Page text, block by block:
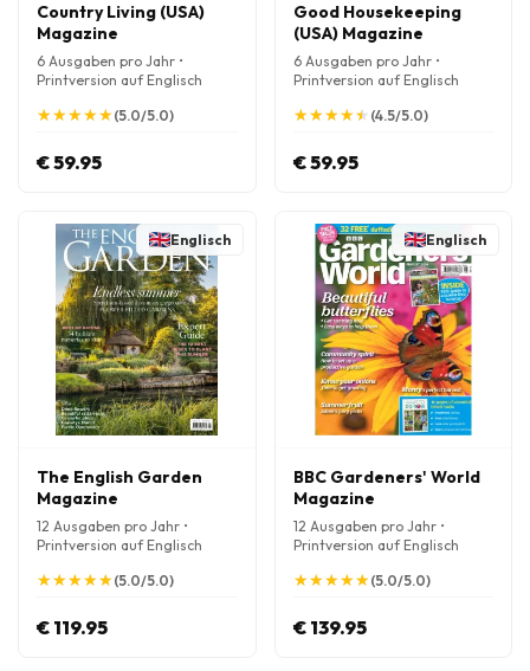
Country Living (USA)
Magazine
6 Ausgaben pro Jahr •
Printversion auf Englisch
★
★★
★★
★★
★★
★(5.0/5.0)
€ 59.95
Good Housekeeping
(USA) Magazine
6 Ausgaben pro Jahr •
Printversion auf Englisch
★
★★
★★
★★
★★
★ (4.5/5.0)
€ 59.95
Englisch
The English Garden
Magazine
12 Ausgaben pro Jahr •
Printversion auf Englisch
★
★★
★★
★★
★★
★(5.0/5.0)
€ 119.95
Englisch
BBC Gardeners' World
Magazine
12 Ausgaben pro Jahr •
Printversion auf Englisch
★
★★
★★
★★
★★
★(5.0/5.0)
€ 139.95